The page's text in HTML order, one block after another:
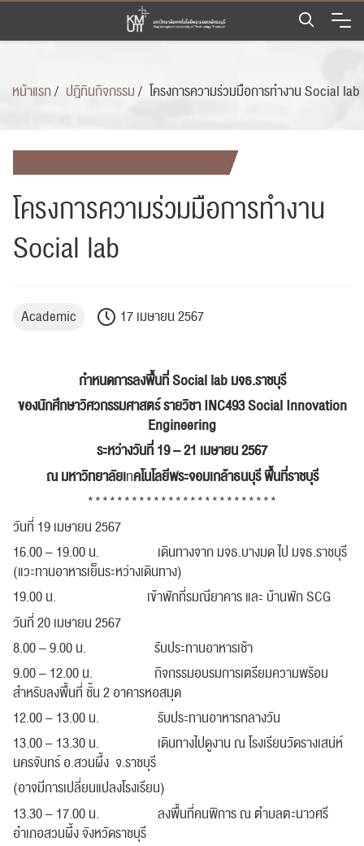
Skip
content
หน้าแรก/ ปฎิทินกิจกรรม/ โครงการความร่วมมือการทำงาน Social lab
โครงการความร่วมมือการทำงาน
Social lab
Academic 17 เมษายน 2567
กำหนดการลงพื้นที่Social lab มจธ.ราชบุรี
ของนักศึกษาวิศวกรรมศาสตร์ รายวิชาINC493 Social Innovation
Engineering
ระหว่างวันที่19 – 21 เมษายน 2567
ณ มหาวิทยาลัยเทคโนโลยีพระจอมเกล้าธนบุรี พื้นที่ราชบุรี
**************************
วันที่ 19 เมษายน 2567
16.00 – 19.00 น. เดินทางจาก มจธ.บางมด ไป มจธ.ราชบุรี
(แวะทานอาหารเย็นระหว่างเดินทาง)
19.00 น. เข้าพักที่รมณียาคาร และ บ้านพัก SCG
วันที่ 20 เมษายน 2567
8.00 – 9.00 น. รับประทานอาหารเช้า
9.00 – 12.00 น. กิจกรรมอบรมการเตรียมความพร้อม
สำหรับลงพื้นที่ ชั้น 2 อาคารหอสมุด
12.00 – 13.00 น. รับประทานอาหารกลางวัน
13.00 – 13.30 น. เดินทางไปดูงาน ณ โรงเรียนวัดรางเสน่ห์
นครจันทร์ อ.สวนผึ้ง จ.ราชบุรี
(อาจมีการเปลี่ยนแปลงโรงเรียน)
13.30 – 17.00 น. ลงพื้นที่คนพิการ ณ ตำบลตะนาวศรี
อำเภอสวนผึ้ง จังหวัดราชบุรี